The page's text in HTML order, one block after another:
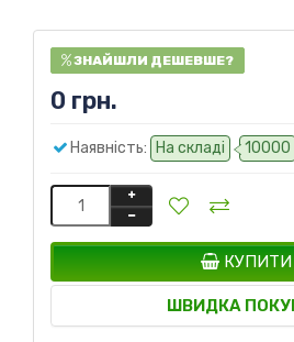
ЗНАЙШЛИ ДЕШЕВШЕ?
0 грн.
Наявність: На складі 10000
КУПИТИ
ШВИДКА